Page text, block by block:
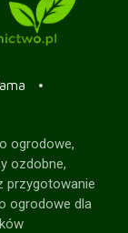
ogrodowe,
ozdobne,
przygotowanie
ogrodowe dla